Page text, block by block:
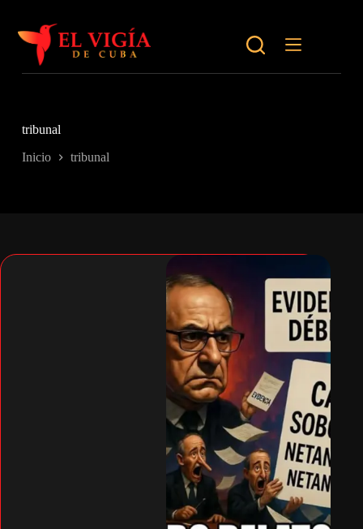
contenido
tribunal
Inicio tribunal